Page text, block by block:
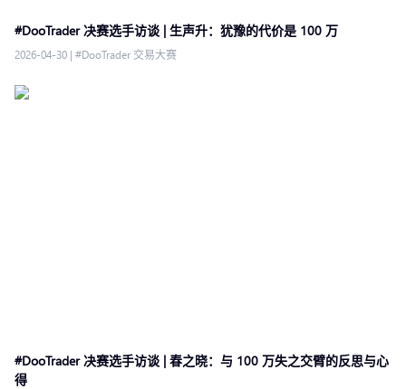
#DooTrader 决赛选手访谈 | 生声升：犹豫的代价是 100 万
2026-04-30 | #DooTrader 交易大赛
#DooTrader 决赛选手访谈 | 春之晓：与 100 万失之交臂的反思与心
得